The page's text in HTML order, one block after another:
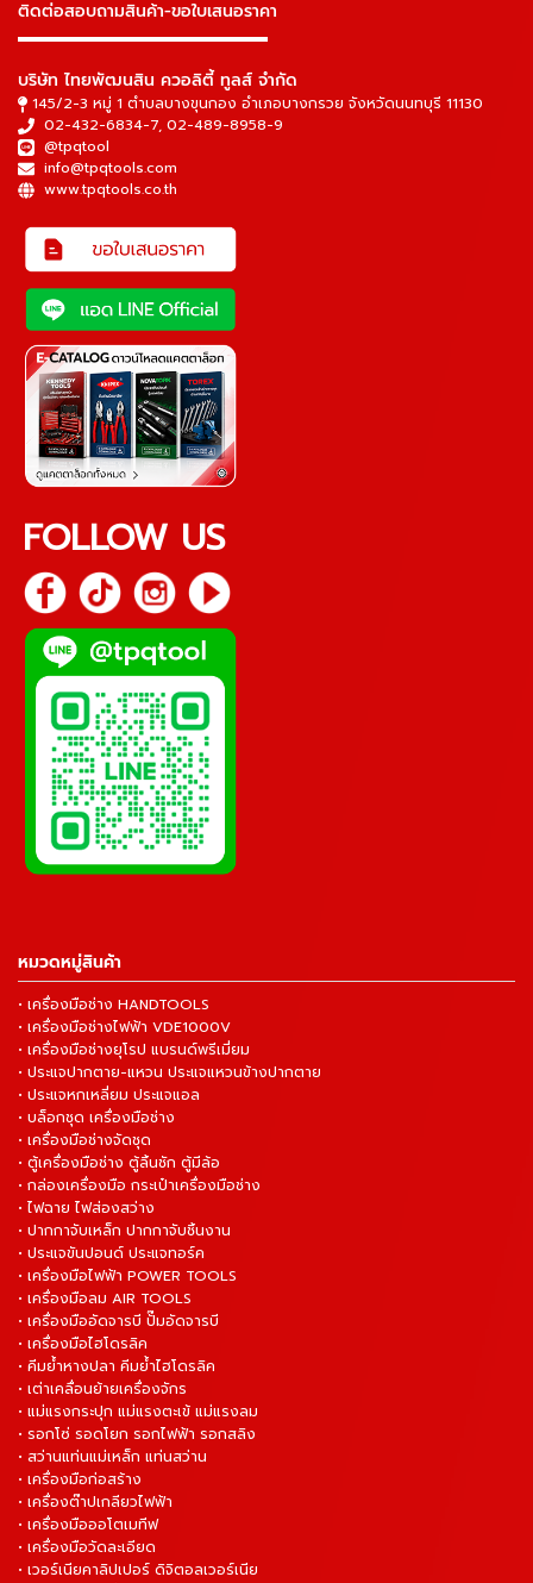
ติดต่อสอบถามสินค้า-ขอใบเสนอราคา
▬▬▬▬▬▬▬▬▬▬▬▬▬▬▬
บริษัท ไทยพัฒนสิน ควอลิตี้ ทูลส์ จำกัด
145/2-3 หมู่ 1 ตำบลบางขุนกอง อำเภอบางกรวย จังหวัดนนทบุรี 11130
02-432-6834-7, 02-489-8958-9
@tpqtool
info@tpqtools.com
www.tpqtools.co.th
FOLLOW US
หมวดหมู่สินค้า
• เครื่องมือช่าง HANDTOOLS
• เครื่องมือช่างไฟฟ้า VDE1000V
• เครื่องมือช่างยุโรป แบรนด์พรีเมี่ยม
• ประแจปากตาย-แหวน ประแจแหวนข้างปากตาย
• ประแจหกเหลี่ยม ประแจแอล
• บล็อกชุด เครื่องมือช่าง
• เครื่องมือช่างจัดชุด
• ตู้เครื่องมือช่าง ตู้ลิ้นชัก ตู้มีล้อ
• กล่องเครื่องมือ กระเป๋าเครื่องมือช่าง
• ไฟฉาย ไฟส่องสว่าง
• ปากกาจับเหล็ก ปากกาจับชิ้นงาน
• ประแจขันปอนด์ ประแจทอร์ค
• เครื่องมือไฟฟ้า POWER TOOLS
• เครื่องมือลม AIR TOOLS
• เครื่องมืออัดจารบี ปั๊มอัดจารบี
• เครื่องมือไฮโดรลิค
• คีมย้ำหางปลา คีมย้ำไฮโดรลิค
• เต่าเคลื่อนย้ายเครื่องจักร
• แม่แรงกระปุก แม่แรงตะเข้ แม่แรงลม
• รอกโซ่ รอดโยก รอกไฟฟ้า รอกสลิง
• สว่านแท่นแม่เหล็ก แท่นสว่าน
• เครื่องมือก่อสร้าง
• เครื่องต๊าปเกลียวไฟฟ้า
• เครื่องมือออโตเมทีฟ
• เครื่องมือวัดละเอียด
• เวอร์เนียคาลิปเปอร์ ดิจิตอลเวอร์เนีย